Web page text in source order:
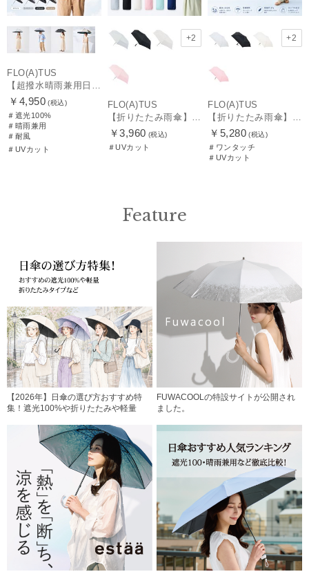
FLO(A)TUS
￥4,950 (税込)
＃遮光100%
＃晴雨兼用
＃耐風
＃UVカット
+2
FLO(A)TUS
￥3,960 (税込)
＃UVカット
+2
FLO(A)TUS
￥5,280 (税込)
＃ワンタッチ
＃UVカット
Feature
【2026年】日傘の選び方おすすめ特
集！遮光100%や折りたたみや軽量
FUWACOOLの特設サイトが公開され
ました。